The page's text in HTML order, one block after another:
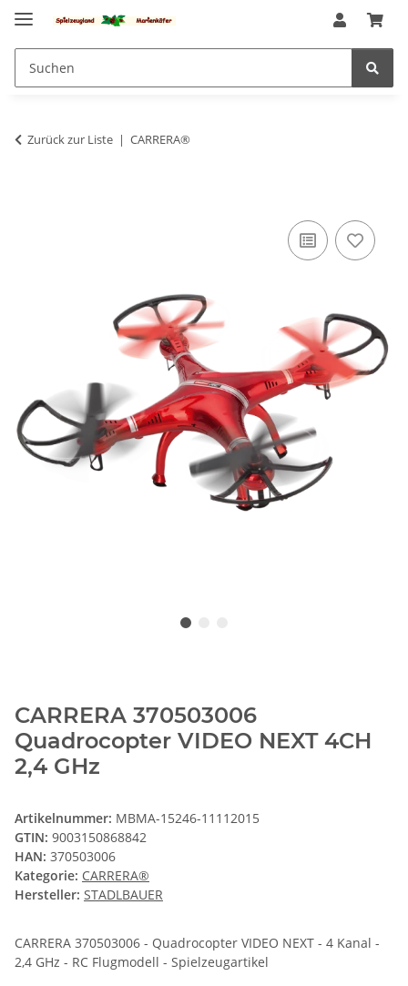
Zurück zur Liste CARRERA®
CARRERA 370503006
Quadrocopter VIDEO NEXT 4CH
2,4 GHz
Artikelnummer: MBMA-15246-11112015
GTIN: 9003150868842
HAN: 370503006
Kategorie: CARRERA®
Hersteller: STADLBAUER
CARRERA 370503006 - Quadrocopter VIDEO NEXT - 4 Kanal -
2,4 GHz - RC Flugmodell - Spielzeugartikel